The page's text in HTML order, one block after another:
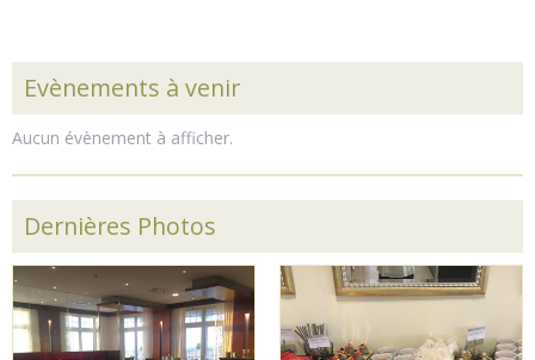
Evènements à venir
Aucun évènement à afficher.
Dernières Photos